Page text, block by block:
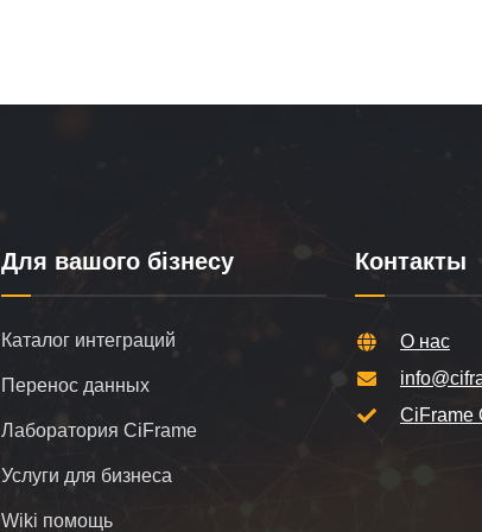
Для вашого бізнесу
Каталог интеграций
Перенос данных
Лаборатория CiFrame
Услуги для бизнеса
Wiki помощь
Контакты
О нас
CiFrame